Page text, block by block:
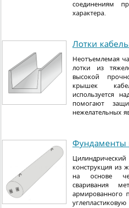
соединениям
характера.
Лотки
Неотъемлемая
лотки из
высокой
крышек
используется
помогают
нежелательных
Фундаменты
конструкция из
на основе
сваривания
армированного